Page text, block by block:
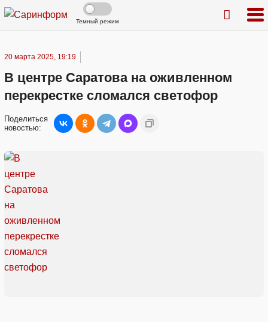
Темный режим
20 марта 2025, 19:19
В центре Саратова на оживленном
перекрестке сломался светофор
Поделиться
новостью: